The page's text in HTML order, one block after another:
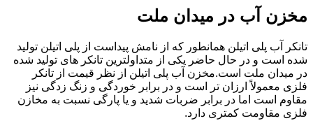
مخزن آب در میدان ملت
تانکر آب پلی اتیلن همانطور که از نامش پیداست از پلی اتیلن تولید
شده است و در حال حاضر یکی از متداولترین تانکر های تولید شده
در میدان ملت است.مخزن آب پلی اتیلن از نظر قیمت از تانکر
فلزی معمولاً ارزان تر است و در برابر خوردگی و زنگ زدگی نیز
مقاوم است اما در برابر ضربات شدید و یا پارگی نسبت به مخازن
فلزی مقاومت کمتری دارد.